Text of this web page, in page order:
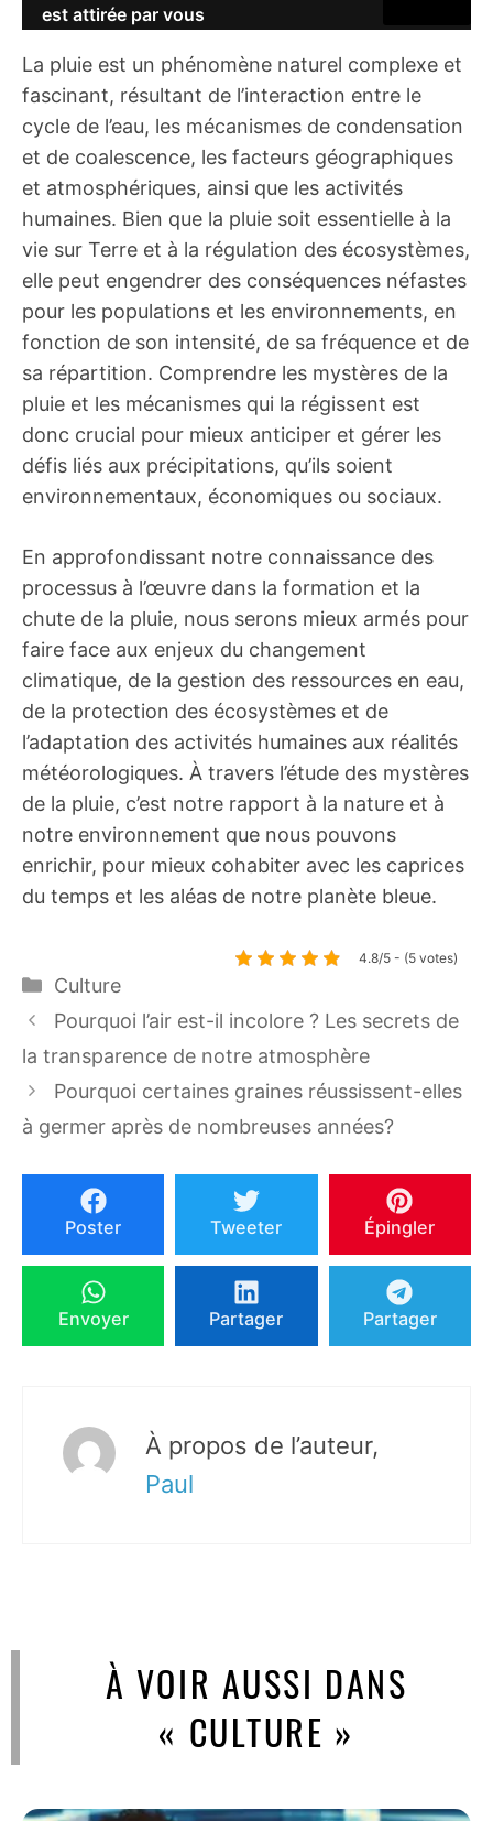
est attirée par vous
La pluie est un phénomène naturel complexe et
fascinant, résultant de l’interaction entre le
cycle de l’eau, les mécanismes de condensation
et de coalescence, les facteurs géographiques
et atmosphériques, ainsi que les activités
humaines. Bien que la pluie soit essentielle à la
vie sur Terre et à la régulation des écosystèmes,
elle peut engendrer des conséquences néfastes
pour les populations et les environnements, en
fonction de son intensité, de sa fréquence et de
sa répartition. Comprendre les mystères de la
pluie et les mécanismes qui la régissent est
donc crucial pour mieux anticiper et gérer les
défis liés aux précipitations, qu’ils soient
environnementaux, économiques ou sociaux.
En approfondissant notre connaissance des
processus à l’œuvre dans la formation et la
chute de la pluie, nous serons mieux armés pour
faire face aux enjeux du changement
climatique, de la gestion des ressources en eau,
de la protection des écosystèmes et de
l’adaptation des activités humaines aux réalités
météorologiques. À travers l’étude des mystères
de la pluie, c’est notre rapport à la nature et à
notre environnement que nous pouvons
enrichir, pour mieux cohabiter avec les caprices
du temps et les aléas de notre planète bleue.
4.8/5 - (5 votes)
Catégories
Culture
Pourquoi l’air est-il incolore ? Les secrets de
la transparence de notre atmosphère
Pourquoi certaines graines réussissent-elles
à germer après de nombreuses années?
Poster Tweeter Épingler
Envoyer Partager Partager
À propos de l’auteur,
Paul
À VOIR AUSSI DANS
« CULTURE »